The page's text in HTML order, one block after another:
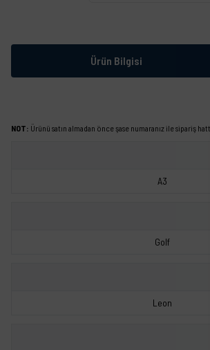
Ürün Bilgisi
NOT: Ürünü satın almadan önce şase numaranız ile sipariş
A3
Golf
Leon